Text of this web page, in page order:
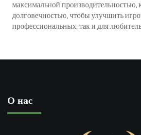
максимальной производительностью,
долговечностью, чтобы улучшить
профессиональных, так и для
О нас